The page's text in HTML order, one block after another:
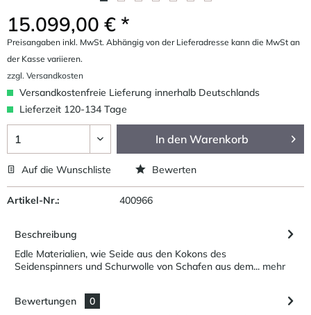
15.099,00 € *
Preisangaben inkl. MwSt. Abhängig von der Lieferadresse kann die MwSt an
der Kasse variieren.
zzgl. Versandkosten
Versandkostenfreie Lieferung innerhalb Deutschlands
Lieferzeit 120-134 Tage
In den Warenkorb
Auf die Wunschliste Bewerten
Artikel-Nr.: 400966
Beschreibung
Edle Materialien, wie Seide aus den Kokons des
Seidenspinners und Schurwolle von Schafen aus dem... mehr
Bewertungen
0